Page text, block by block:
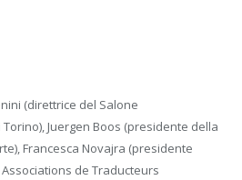
(direttrice del Salone
Juergen Boos (presidente della
Francesca Novajra (presidente
de Traducteurs